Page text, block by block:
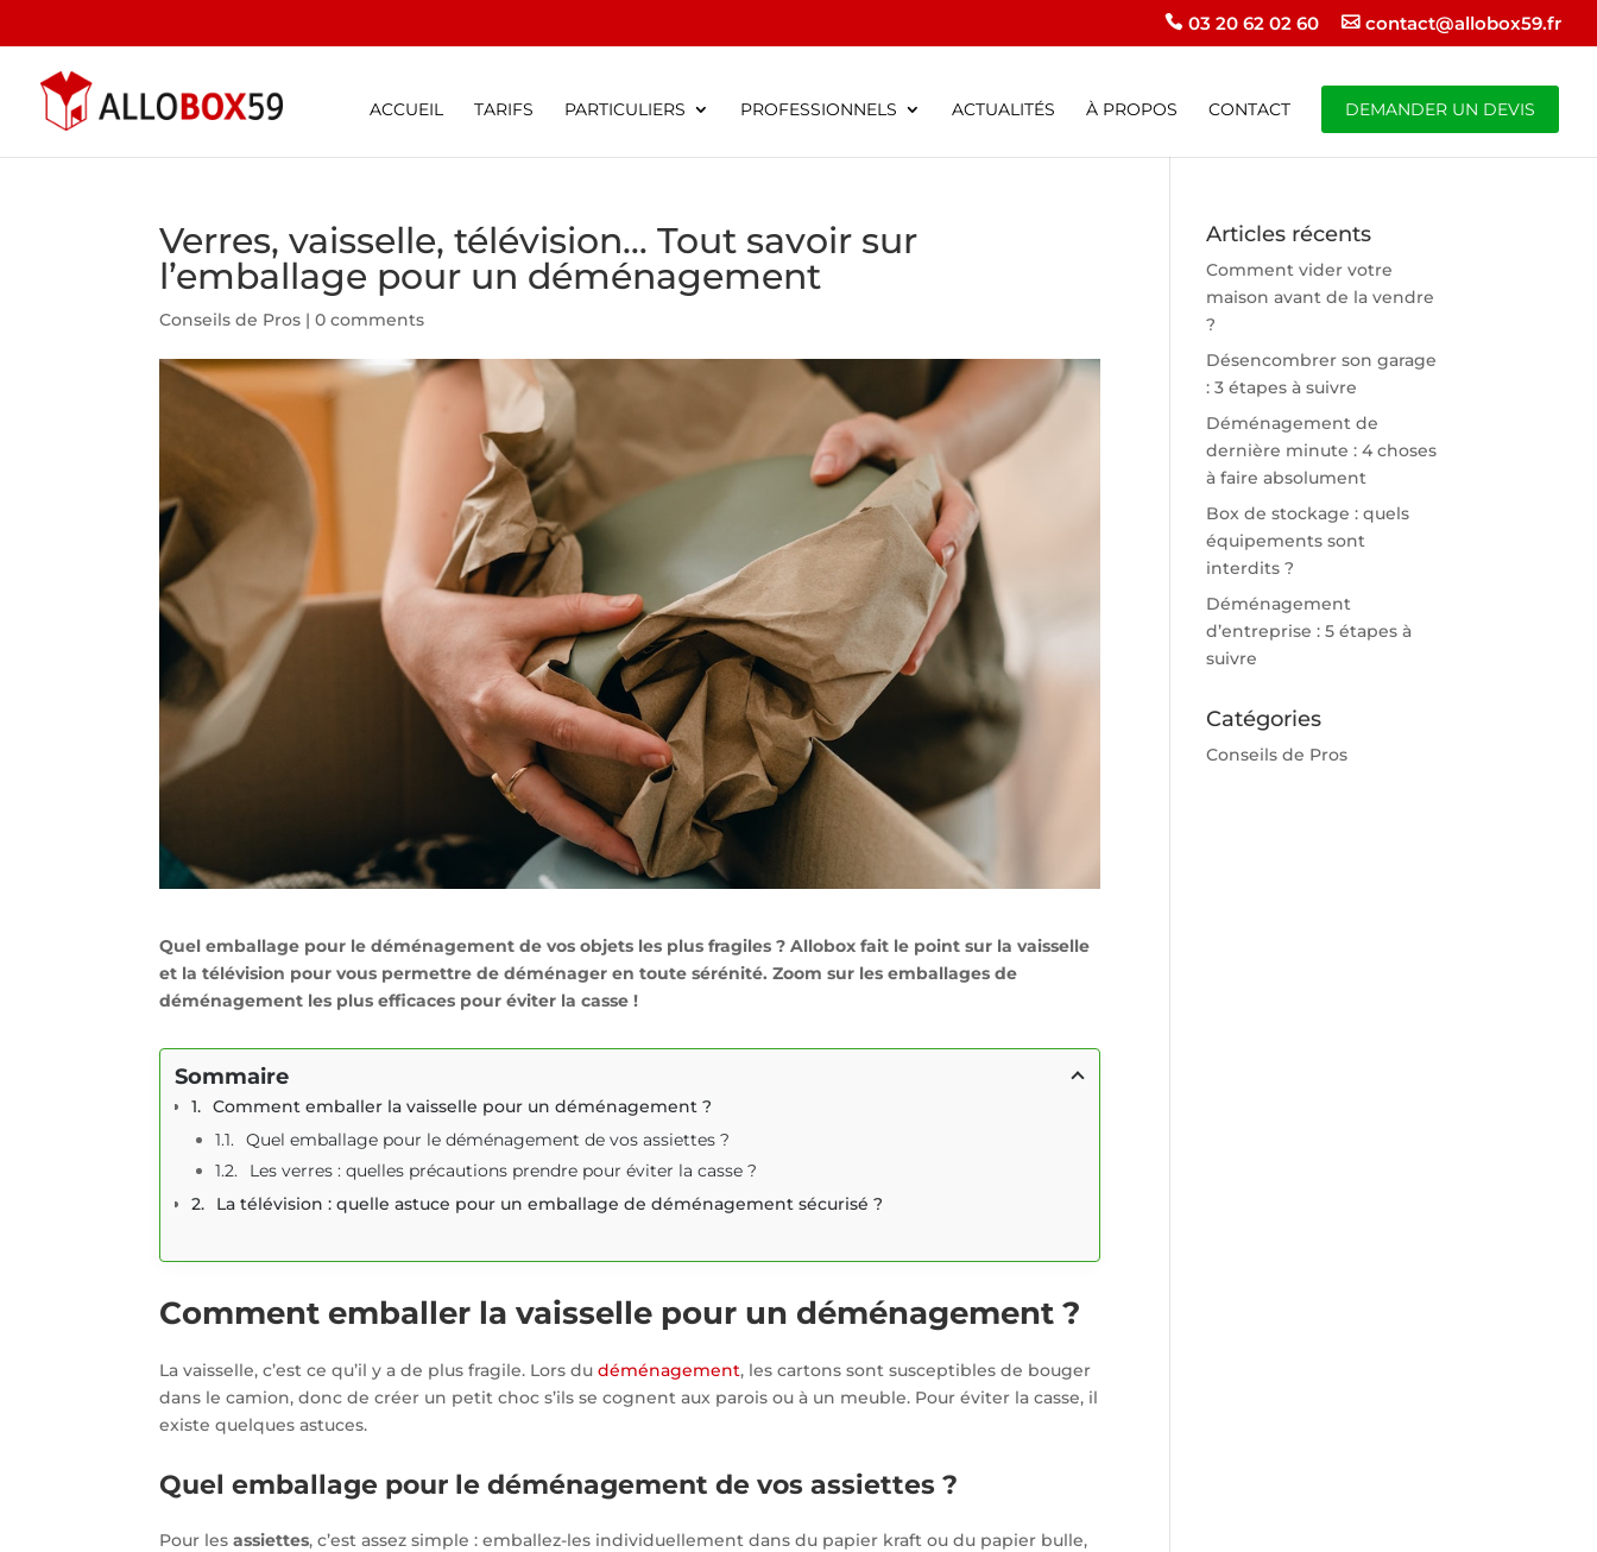
03 20 62 02 60 contact@allobox59.fr
ACCUEIL TARIFS PARTICULIERS PROFESSIONNELS ACTUALITÉS À PROPOS CONTACT DEMANDER UN DEVIS
Verres, vaisselle, télévision… Tout savoir sur
l’emballage pour un déménagement
Conseils de Pros |0 comments
Quel emballage pour le déménagement de vos objets les plus fragiles ? Allobox fait le point sur la vaisselle
et la télévision pour vous permettre de déménager en toute sérénité. Zoom sur les emballages de
déménagement les plus efficaces pour éviter la casse !
Sommaire
Comment emballer la vaisselle pour un déménagement ?
Quel emballage pour le déménagement de vos assiettes ?
Les verres : quelles précautions prendre pour éviter la casse ?
La télévision : quelle astuce pour un emballage de déménagement sécurisé ?
Comment emballer la vaisselle pour un déménagement ?
La vaisselle, c’est ce qu’il y a de plus fragile. Lors dudéménagement, les cartons sont susceptibles de bouger
dans le camion, donc de créer un petit choc s’ils se cognent aux parois ou à un meuble. Pour éviter la casse, il
existe quelques astuces.
Quel emballage pour le déménagement de vos assiettes ?
Pour lesassiettes, c’est assez simple : emballez-les individuellement dans du papier kraft ou du papier bulle,
Articles récents
Comment vider votre
maison avant de la vendre
?
Désencombrer son garage
: 3 étapes à suivre
Déménagement de
dernière minute : 4 choses
à faire absolument
Box de stockage : quels
équipements sont
interdits ?
Déménagement
d’entreprise : 5 étapes à
suivre
Catégories
Conseils de Pros